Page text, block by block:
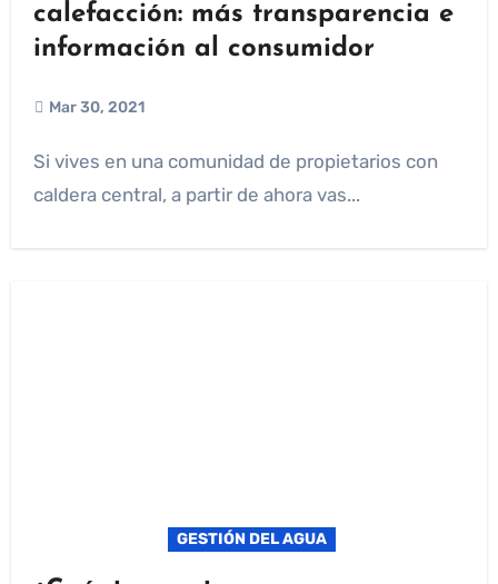
calefacción: más transparencia e
información al consumidor
Mar 30, 2021
Si vives en una comunidad de propietarios con
caldera central, a partir de ahora vas...
GESTIÓN DEL AGUA